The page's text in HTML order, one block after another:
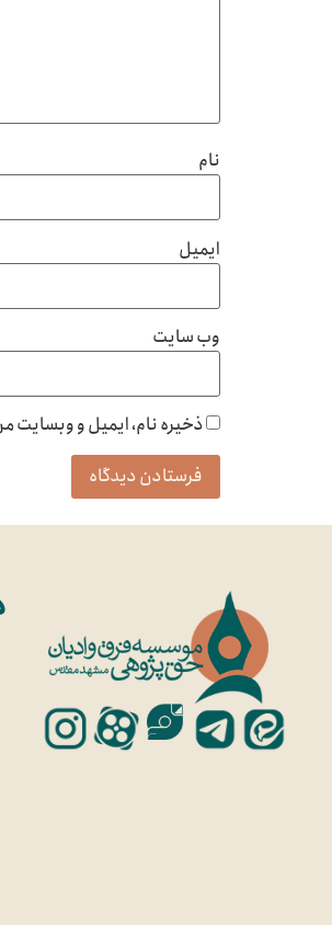
نام
ایمیل
وب‌ سایت
ذخیره نام، ایمیل و وبسایت